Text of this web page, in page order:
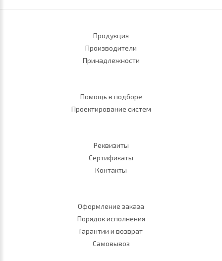
Продукция
Производители
Принадлежности
Помощь в подборе
Проектирование систем
Реквизиты
Сертификаты
Контакты
Оформление заказа
Порядок исполнения
Гарантии и возврат
Самовывоз